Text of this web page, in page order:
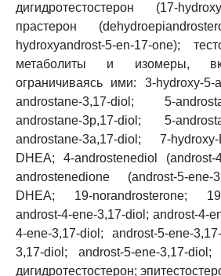
дигидротестостерон (17-
прастерон
hydroxyandrost-5-en-17-one);
метаболиты и изомеры,
ограничиваясь ими: 3-hydroxy-5-
androstane-3,17-diol; 5-
androstane-3p,17-diol; 5-
androstane-3a,17-diol; 7-
DHEA; 4-androstenediol
androstenedione (androst-5-ene-
DHEA; 19-norandrosterone; 19-
androst-4-ene-3,17-diol; androst-4-
4-ene-3,17-diol; androst-5-ene-
3,17-diol; androst-5-ene-3,17-
дигидротестостерон;